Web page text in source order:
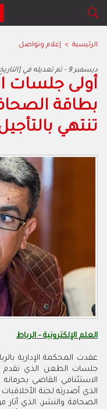
الرئيسية > إعلام وتواصل
2025 ديسمبر 9 - تم تعديله في [التاريخ]
أولى
بطاقة
تنتهي
العلم الإلكترونية - الرباط
جلسات الطعن الذي تقدم
الاستئنافي القاضي
الذي أصدرته لجنة
الصحافة والنشر، الذي